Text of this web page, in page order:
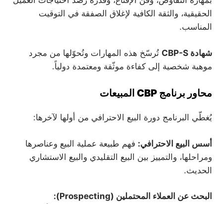
الحقيقية، والثقة الكافية لإغلاق الصفقة في التوقيت
المناسب.
شهادة CBP-S
تُرسّخ هذه المهارات وتُحوّلها من مجرد
موهبة شخصية إلى كفاءة موثّقة ومعتمدة دولياً.
محاور برنامج CBP المبيعات
يُغطّي البرنامج دورة البيع الاحترافي من أولها لآخرها:
أسس البيع الاحترافي: فهم طبيعة عملية البيع وعناصرها
ومراحلها، والتمييز بين البيع التقليدي والبيع الاستشاري
الحديث.
البحث عن العملاء المحتملين (Prospecting):